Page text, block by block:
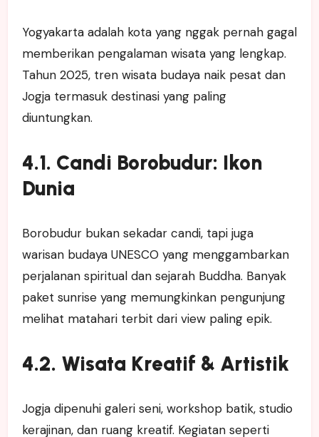
Yogyakarta adalah kota yang nggak pernah gagal
memberikan pengalaman wisata yang lengkap.
Tahun 2025, tren wisata budaya naik pesat dan
Jogja termasuk destinasi yang paling
diuntungkan.
4.1. Candi Borobudur: Ikon
Dunia
Borobudur bukan sekadar candi, tapi juga
warisan budaya UNESCO yang menggambarkan
perjalanan spiritual dan sejarah Buddha. Banyak
paket sunrise yang memungkinkan pengunjung
melihat matahari terbit dari view paling epik.
4.2. Wisata Kreatif & Artistik
Jogja dipenuhi galeri seni, workshop batik, studio
kerajinan, dan ruang kreatif. Kegiatan seperti